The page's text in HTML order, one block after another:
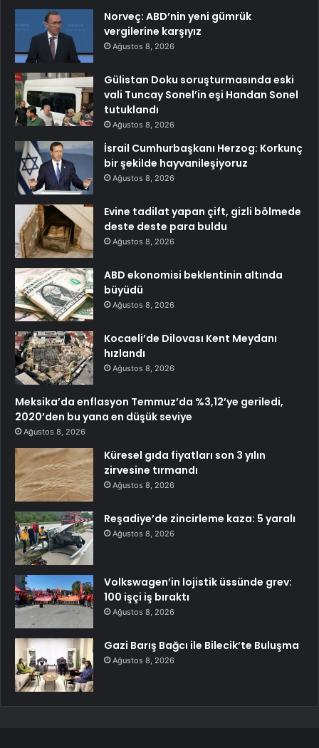
Norveç: ABD’nin yeni gümrük
vergilerine karşıyız
Ağustos 8, 2026
Gülistan Doku soruşturmasında eski
vali Tuncay Sonel’in eşi Handan Sonel
tutuklandı
Ağustos 8, 2026
İsrail Cumhurbaşkanı Herzog: Korkunç
bir şekilde hayvanileşiyoruz
Ağustos 8, 2026
Evine tadilat yapan çift, gizli bölmede
deste deste para buldu
Ağustos 8, 2026
ABD ekonomisi beklentinin altında
büyüdü
Ağustos 8, 2026
Kocaeli’de Dilovası Kent Meydanı
hızlandı
Ağustos 8, 2026
Meksika’da enflasyon Temmuz’da %3,12’ye geriledi,
2020’den bu yana en düşük seviye
Ağustos 8, 2026
Küresel gıda fiyatları son 3 yılın
zirvesine tırmandı
Ağustos 8, 2026
Reşadiye’de zincirleme kaza: 5 yaralı
Ağustos 8, 2026
Volkswagen’in lojistik üssünde grev:
100 işçi iş bıraktı
Ağustos 8, 2026
Gazi Barış Bağcı ile Bilecik’te Buluşma
Ağustos 8, 2026